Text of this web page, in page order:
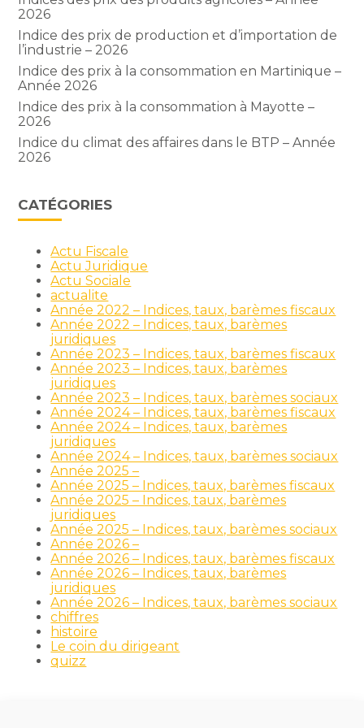
2026
Indice des prix de production et d’importation de
l’industrie – 2026
Indice des prix à la consommation en Martinique –
Année 2026
Indice des prix à la consommation à Mayotte –
2026
Indice du climat des affaires dans le BTP – Année
2026
CATÉGORIES
Actu Fiscale
Actu Juridique
Actu Sociale
actualite
Année 2022 – Indices, taux, barèmes fiscaux
Année 2022 – Indices, taux, barèmes
juridiques
Année 2023 – Indices, taux, barèmes fiscaux
Année 2023 – Indices, taux, barèmes
juridiques
Année 2023 – Indices, taux, barèmes sociaux
Année 2024 – Indices, taux, barèmes fiscaux
Année 2024 – Indices, taux, barèmes
juridiques
Année 2024 – Indices, taux, barèmes sociaux
Année 2025 –
Année 2025 – Indices, taux, barèmes fiscaux
Année 2025 – Indices, taux, barèmes
juridiques
Année 2025 – Indices, taux, barèmes sociaux
Année 2026 –
Année 2026 – Indices, taux, barèmes fiscaux
Année 2026 – Indices, taux, barèmes
juridiques
Année 2026 – Indices, taux, barèmes sociaux
chiffres
histoire
Le coin du dirigeant
quizz